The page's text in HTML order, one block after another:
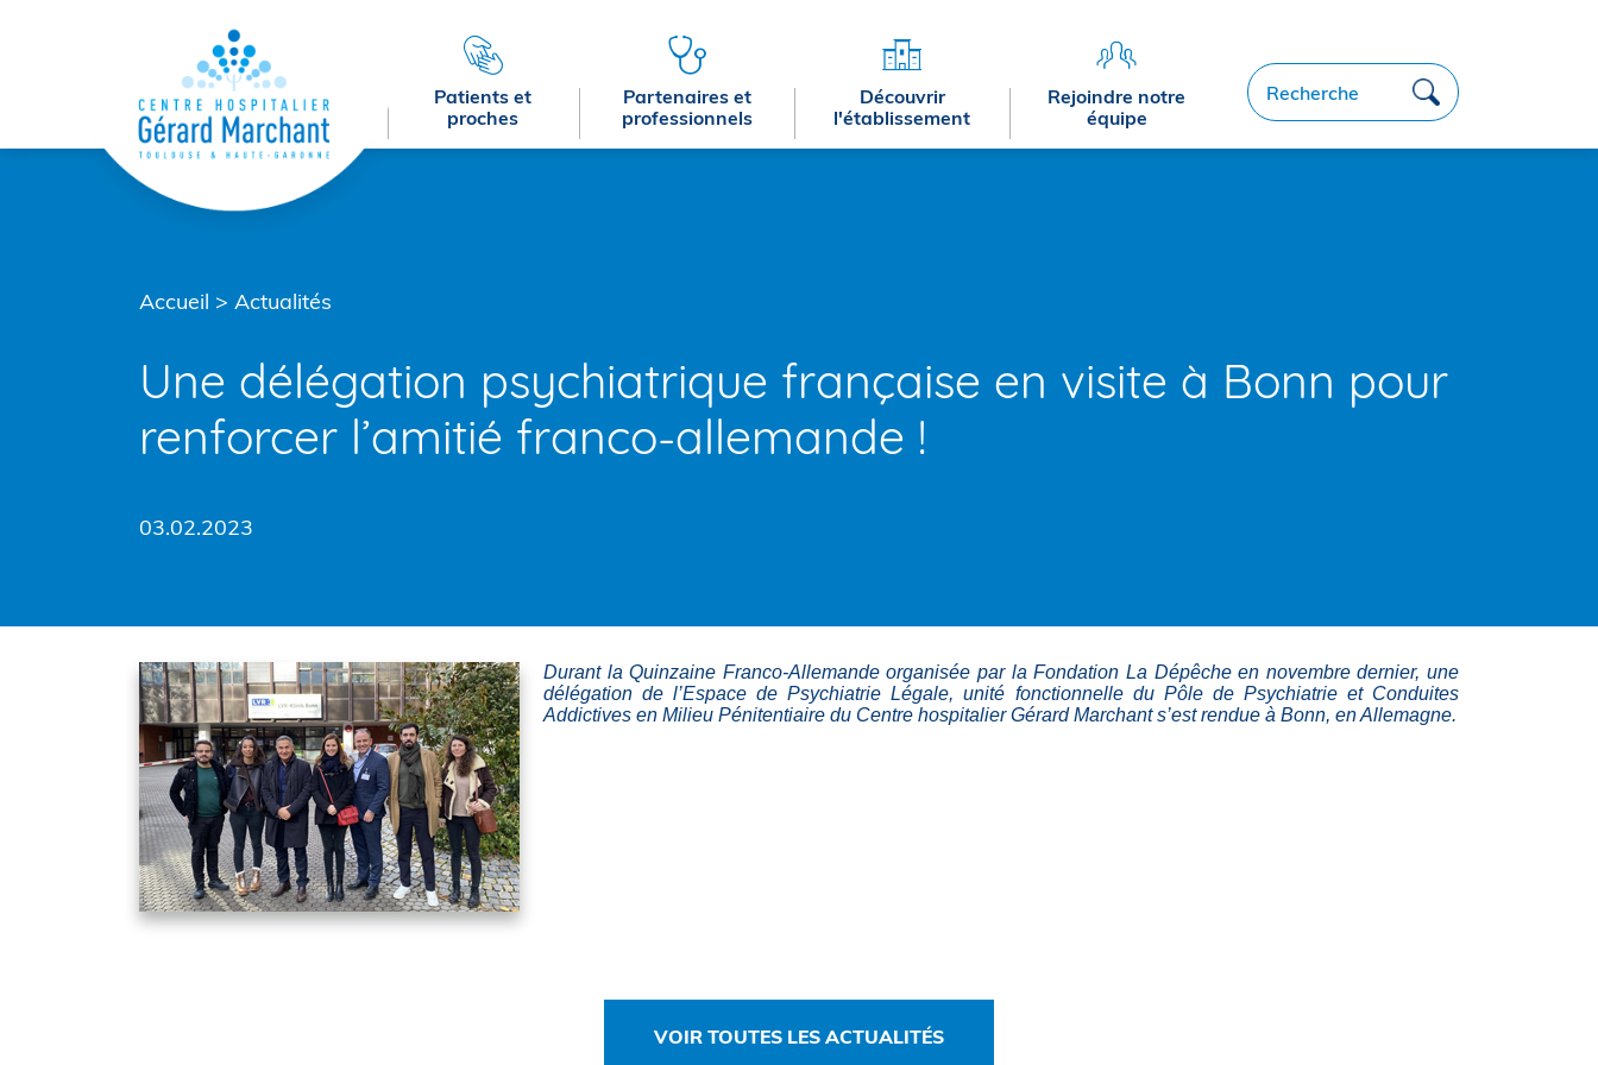
Patients et
proches
Partenaires et
professionnels
Découvrir
l'établissement
Rejoindre notre
équipe
Recherche
Accueil > Actualités
Une délégation psychiatrique française en visite à Bonn pour
renforcer l’amitié franco-allemande !
03.02.2023
Durant la Quinzaine Franco-Allemande organisée par la Fondation La Dépêche en novembre dernier, une
délégation de l’Espace de Psychiatrie Légale, unité fonctionnelle du Pôle de Psychiatrie et Conduites
Addictives en Milieu Pénitentiaire du Centre hospitalier Gérard Marchant s’est rendue à Bonn, en Allemagne.
VOIR TOUTES LES ACTUALITÉS